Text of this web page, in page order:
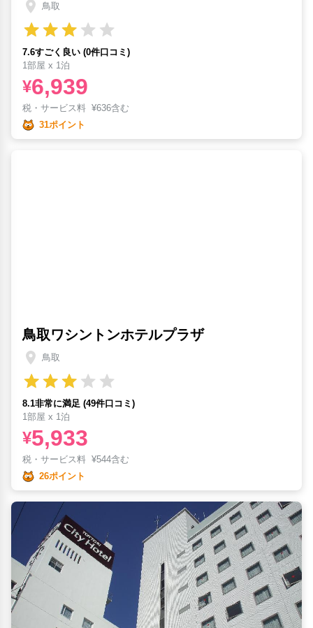
鳥取
7.6すごく良い (0件口コミ)
1部屋 x 1泊
¥6,939
税・サービス料 ¥636含む
31ポイント
鳥取ワシントンホテルプラザ
鳥取
8.1非常に満足 (49件口コミ)
1部屋 x 1泊
¥5,933
税・サービス料 ¥544含む
26ポイント